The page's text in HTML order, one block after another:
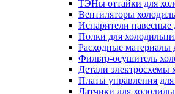
ТЭНы оттайки для
Вентиляторы
Испарители навесные
Полки для
Расходные материалы
Фильтр-осушитель
Детали электросхемы
Платы управления
Датчики для